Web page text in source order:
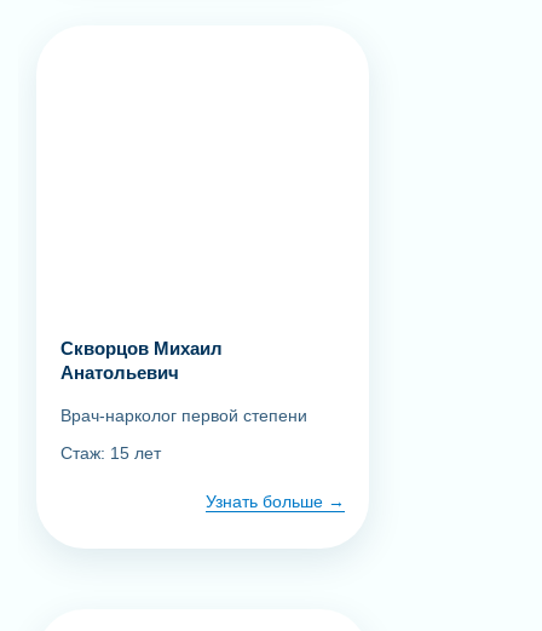
Скворцов Михаил
Анатольевич
Врач-нарколог первой степени
Стаж: 15 лет
Узнать больше